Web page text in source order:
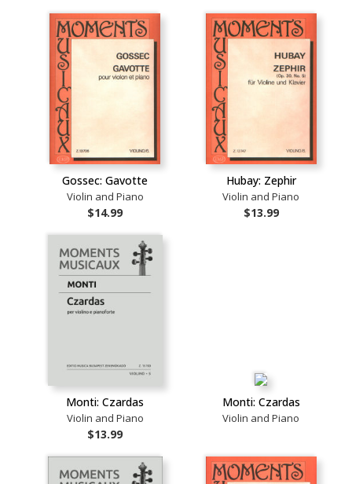
Gossec: Gavotte
Violin and Piano
$14.99
Hubay: Zephir
Violin and Piano
$13.99
Monti: Czardas
Violin and Piano
$13.99
Monti: Czardas
Violin and Piano